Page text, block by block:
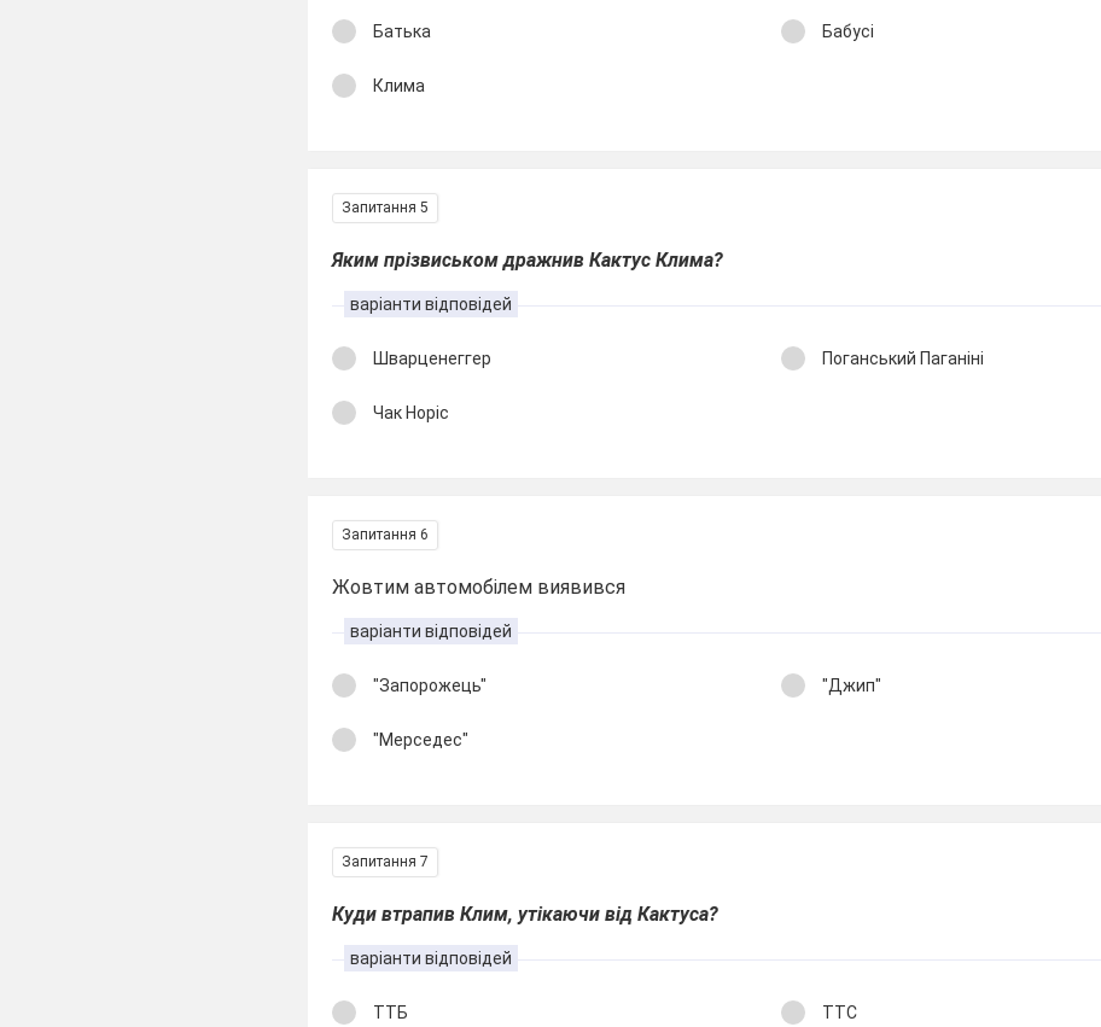
Батька Бабусі
Клима
Запитання 5
Яким прізвиськом дражнив Кактус Клима?
варіанти відповідей
Шварценеггер Поганський Паганіні
Чак Норіс
Запитання 6
Жовтим автомобілем виявився
варіанти відповідей
"Запорожець" "Джип"
"Мерседес"
Запитання 7
Куди втрапив Клим, утікаючи від Кактуса?
варіанти відповідей
ТТБ ТТС